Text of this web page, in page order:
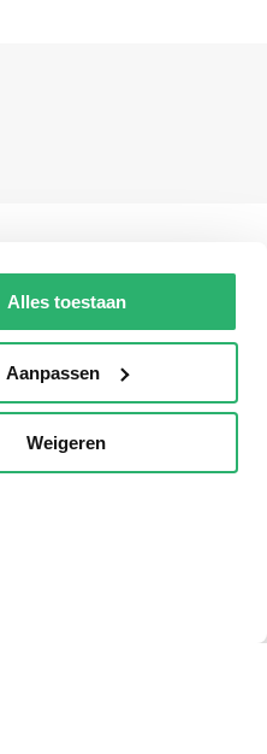
Alles toestaan
Aanpassen
Weigeren